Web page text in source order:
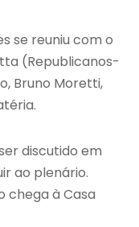
se reuniu com o
(Republicanos-
Bruno Moretti,
discutido em
ao plenário.
chega à Casa